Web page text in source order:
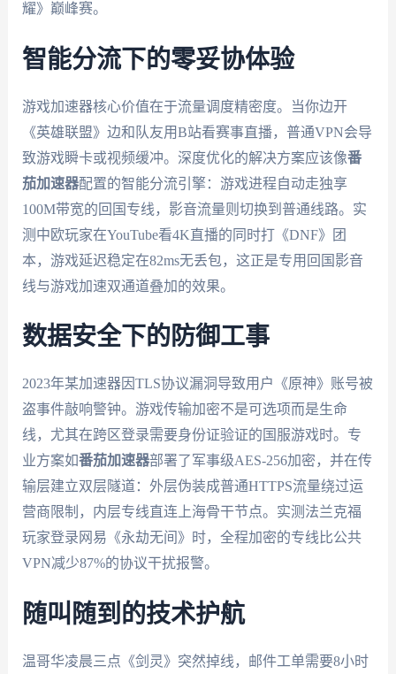
耀》巅峰赛。
智能分流下的零妥协体验
游戏加速器核心价值在于流量调度精密度。当你边开
《英雄联盟》边和队友用B站看赛事直播，普通VPN会导
致游戏瞬卡或视频缓冲。深度优化的解决方案应该像番
茄加速器配置的智能分流引擎：游戏进程自动走独享
100M带宽的回国专线，影音流量则切换到普通线路。实
测中欧玩家在YouTube看4K直播的同时打《DNF》团
本，游戏延迟稳定在82ms无丢包，这正是专用回国影音
线与游戏加速双通道叠加的效果。
数据安全下的防御工事
2023年某加速器因TLS协议漏洞导致用户《原神》账号被
盗事件敲响警钟。游戏传输加密不是可选项而是生命
线，尤其在跨区登录需要身份证验证的国服游戏时。专
业方案如番茄加速器部署了军事级AES-256加密，并在传
输层建立双层隧道：外层伪装成普通HTTPS流量绕过运
营商限制，内层专线直连上海骨干节点。实测法兰克福
玩家登录网易《永劫无间》时，全程加密的专线比公共
VPN减少87%的协议干扰报警。
随叫随到的技术护航
温哥华凌晨三点《剑灵》突然掉线，邮件工单需要8小时